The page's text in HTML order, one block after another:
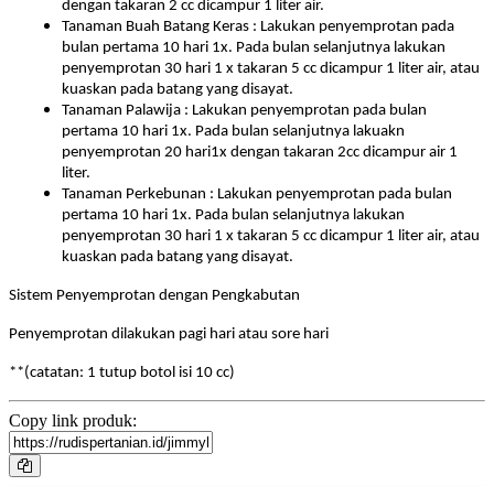
dengan takaran 2 cc dicampur 1 liter air.
Tanaman Buah Batang Keras : Lakukan penyemprotan pada
bulan pertama 10 hari 1x. Pada bulan selanjutnya lakukan
penyemprotan 30 hari 1 x takaran 5 cc dicampur 1 liter air, atau
kuaskan pada batang yang disayat.
Tanaman Palawija : Lakukan penyemprotan pada bulan
pertama 10 hari 1x. Pada bulan selanjutnya lakuakn
penyemprotan 20 hari1x dengan takaran 2cc dicampur air 1
liter.
Tanaman Perkebunan : Lakukan penyemprotan pada bulan
pertama 10 hari 1x. Pada bulan selanjutnya lakukan
penyemprotan 30 hari 1 x takaran 5 cc dicampur 1 liter air, atau
kuaskan pada batang yang disayat.
Sistem Penyemprotan dengan Pengkabutan
Penyemprotan dilakukan pagi hari atau sore hari
**(catatan: 1 tutup botol isi 10 cc)
Copy link produk: